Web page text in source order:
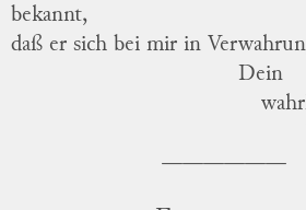
bekannt,
daß er sich bei mir in
Dein